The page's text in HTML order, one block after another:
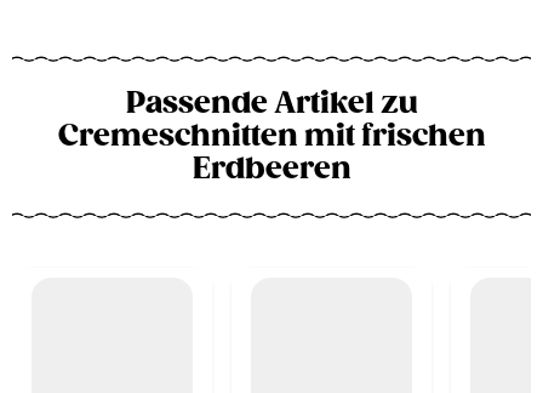
Passende Artikel zu
Cremeschnitten mit frischen
Erdbeeren